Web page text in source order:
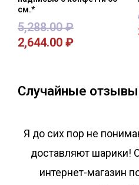
см.*
5,288.00₽
2,644.00 ₽
Случайные отзывы
Я до сих пор не
доставляют шарики!
интернет-магазин